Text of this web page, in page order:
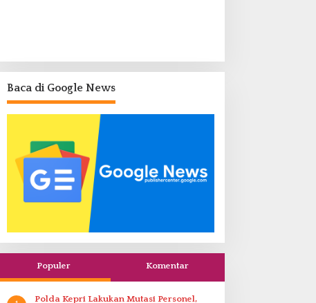
Baca di Google News
Populer Komentar
Polda Kepri Lakukan Mutasi Personel,